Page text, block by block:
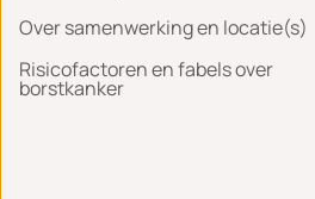
Over samenwerking en locatie(s)
Risicofactoren en fabels over
borstkanker